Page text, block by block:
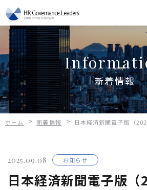
新着情報
会社情報
サービス
お問い合わせ
新着情報
ホーム > 新着情報 > 日本経済新聞電子版（
2025.09.08 お知らせ
日本経済新聞電子版